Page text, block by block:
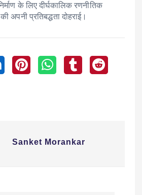
के लिए दीर्घकालिक रणनीतिक
अपनी प्रतिबद्धता दोहराई।
Sanket Morankar